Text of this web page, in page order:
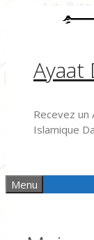
Ayaat
Recevez un
Islamique
Menu